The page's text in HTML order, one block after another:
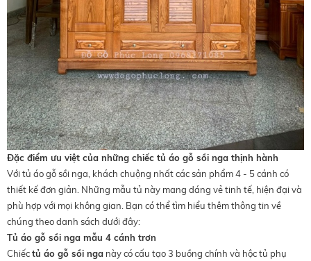
Đặc điểm ưu việt của những chiếc tủ áo gỗ sồi nga thịnh hành
Với tủ áo gỗ sồi nga, khách chuộng nhất các sản phẩm 4 - 5 cánh có
thiết kế đơn giản. Những mẫu tủ này mang dáng vẻ tinh tế, hiện đại và
phù hợp với mọi không gian. Bạn có thể tìm hiểu thêm thông tin về
chúng theo danh sách dưới đây:
Tủ áo gỗ sồi nga mẫu 4 cánh trơn
Chiếctủ áo gỗ sồi nga này có cấu tạo 3 buồng chính và hộc tủ phụ